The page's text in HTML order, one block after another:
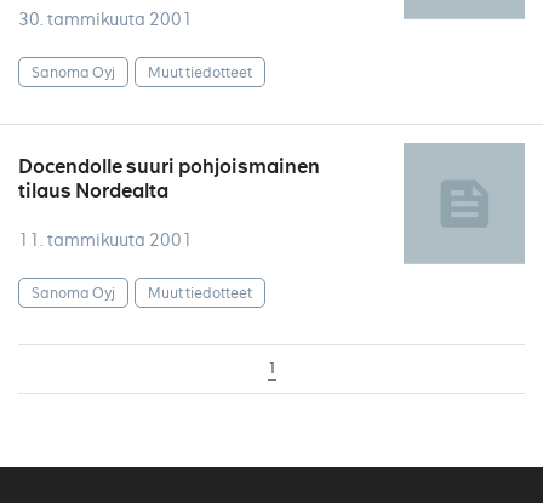
30. tammikuuta 2001
Sanoma Oyj Muut tiedotteet
Docendolle suuri pohjoismainen
tilaus Nordealta
11. tammikuuta 2001
Sanoma Oyj Muut tiedotteet
1